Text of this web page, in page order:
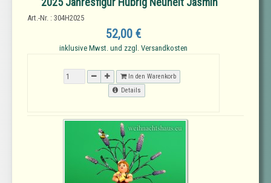
Art.-Nr. : 304H2025
52,00 €
inklusive Mwst. und zzgl. Versandkosten
In den Warenkorb
Details